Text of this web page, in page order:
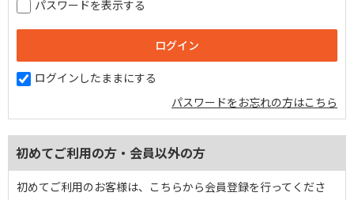
パスワードを表示する
ログインしたままにする
パスワードをお忘れの方はこちら
初めてご利用の方・会員以外の方
初めてご利用のお客様は、こちらから会員登録を行ってくださ